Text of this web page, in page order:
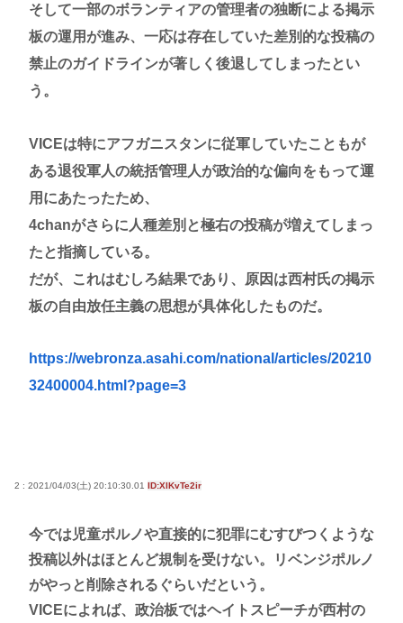
Powered by livedoor 相互RSS
そして一部のボランティアの管理者の独断による掲示
板の運用が進み、一応は存在していた差別的な投稿の
禁止のガイドラインが著しく後退してしまったとい
う。
VICEは特にアフガニスタンに従軍していたこともが
ある退役軍人の統括管理人が政治的な偏向をもって運
用にあたったため、
4chanがさらに人種差別と極右の投稿が増えてしまっ
たと指摘している。
だが、これはむしろ結果であり、原因は西村氏の掲示
板の自由放任主義の思想が具体化したものだ。
https://webronza.asahi.com/national/articles/20210
32400004.html?page=3
2 : 2021/04/03(土) 20:10:30.01 ID:XlKvTe2ir
今では児童ポルノや直接的に犯罪にむすびつくような
投稿以外はほとんど規制を受けない。リベンジポルノ
がやっと削除されるぐらいだという。
VICEによれば、政治板ではヘイトスピーチが西村の